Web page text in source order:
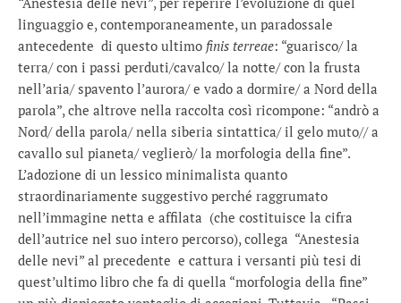
linguaggio e, contemporaneamente, un paradossale
antecedente di questo ultimo finis terreae: “guarisco/ la
terra/ con i passi perduti/cavalco/ la notte/ con la frusta
nell’aria/ spavento l’aurora/ e vado a dormire/ a Nord della
parola”, che altrove nella raccolta così ricompone: “andrò a
Nord/ della parola/ nella siberia sintattica/ il gelo muto// a
cavallo sul pianeta/ veglierò/ la morfologia della fine”.
L’adozione di un lessico minimalista quanto
straordinariamente suggestivo perché raggrumato
nell’immagine netta e affilata (che costituisce la cifra
dell’autrice nel suo intero percorso), collega “Anestesia
delle nevi” al precedente e cattura i versanti più tesi di
quest’ultimo libro che fa di quella “morfologia della fine”